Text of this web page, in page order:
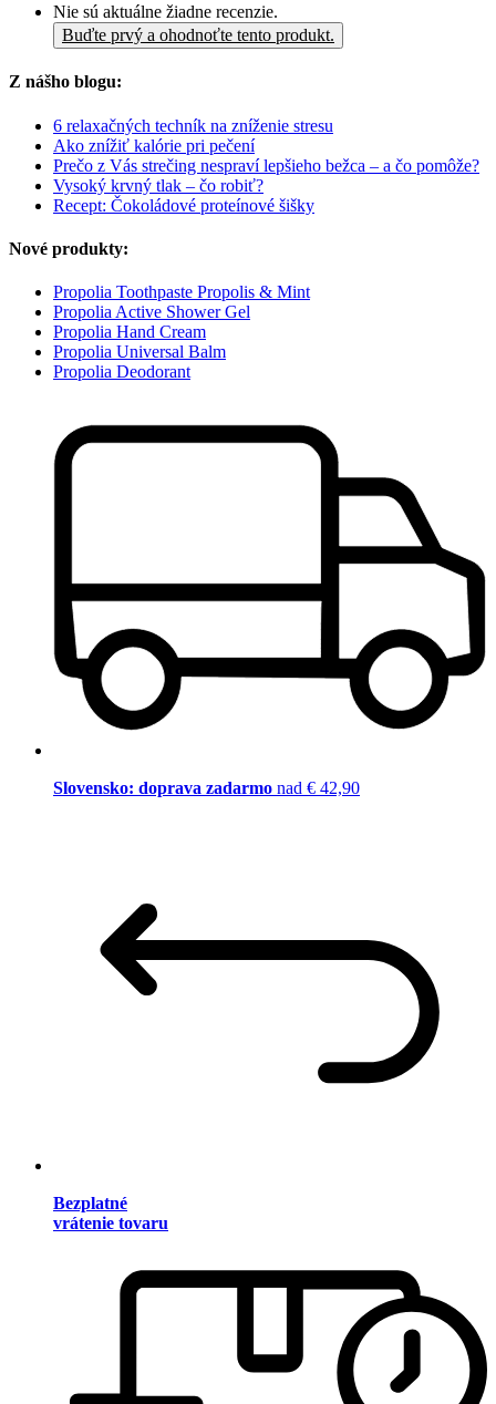
Nie sú aktuálne žiadne recenzie.
Buďte prvý a ohodnoťte tento produkt.
Z nášho blogu:
6 relaxačných techník na zníženie stresu
Ako znížiť kalórie pri pečení
Prečo z Vás strečing nespraví lepšieho bežca – a čo pomôže?
Vysoký krvný tlak – čo robiť?
Recept: Čokoládové proteínové šišky
Nové produkty:
Propolia Toothpaste Propolis & Mint
Propolia Active Shower Gel
Propolia Hand Cream
Propolia Universal Balm
Propolia Deodorant
Slovensko: doprava zadarmo nad € 42,90
Bezplatné
vrátenie tovaru